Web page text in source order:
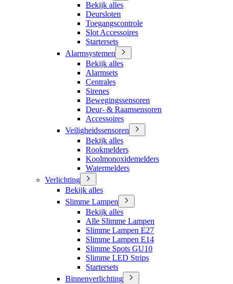
Bekijk alles
Deursloten
Toegangscontrole
Slot Accessoires
Startersets
Alarmsystemen
Bekijk alles
Alarmsets
Centrales
Sirenes
Bewegingssensoren
Deur- & Raamsensoren
Accessoires
Veiligheidssensoren
Bekijk alles
Rookmelders
Koolmonoxidemelders
Watermelders
Verlichting
Bekijk alles
Slimme Lampen
Bekijk alles
Alle Slimme Lampen
Slimme Lampen E27
Slimme Lampen E14
Slimme Spots GU10
Slimme LED Strips
Startersets
Binnenverlichting